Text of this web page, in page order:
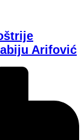
Arifović